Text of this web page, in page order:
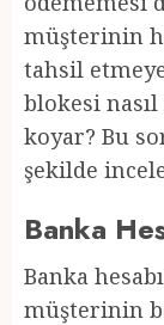
müşterinin
tahsil etmeye
blokesi
koyar? Bu
şekilde
Banka
Banka
müşterinin